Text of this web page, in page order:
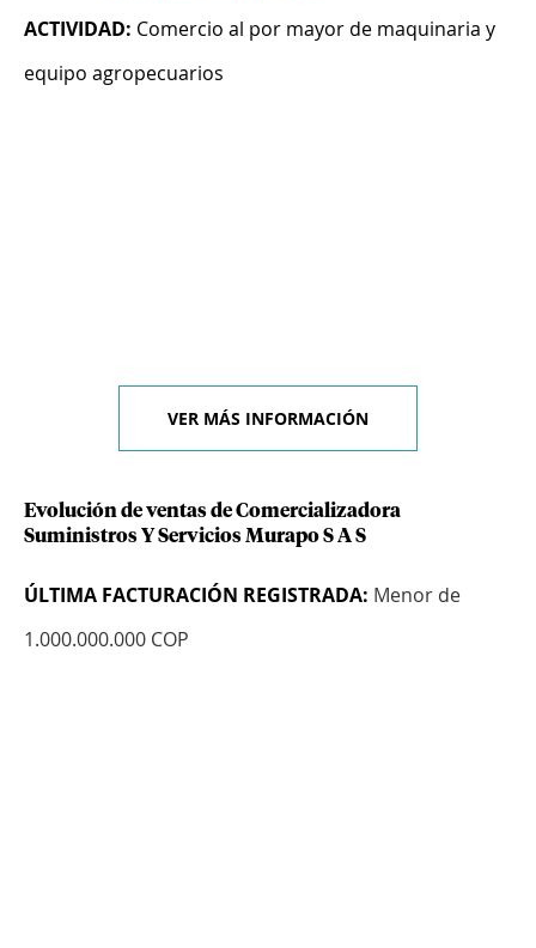
ACTIVIDAD: Comercio al por mayor de maquinaria y
equipo agropecuarios
VER MÁS INFORMACIÓN
Evolución de ventas de Comercializadora
Suministros Y Servicios Murapo S A S
ÚLTIMA FACTURACIÓN REGISTRADA: Menor de
1.000.000.000 COP